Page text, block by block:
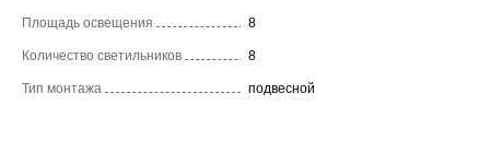
Площадь освещения 8
Количество светильников 8
Тип монтажа подвесной